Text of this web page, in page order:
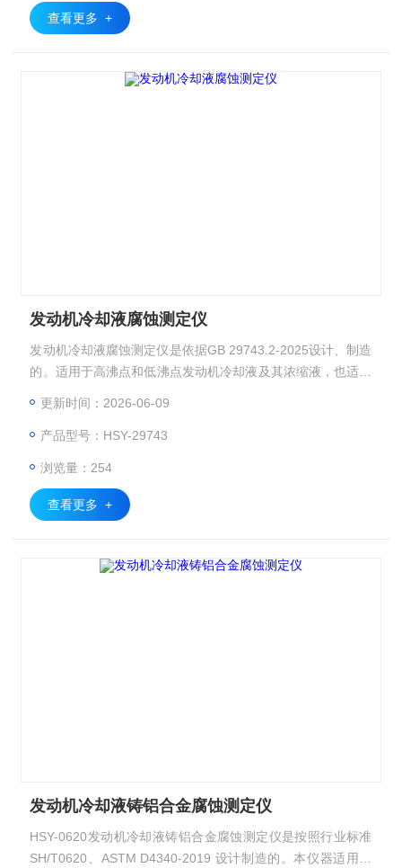
查看更多 +
发动机冷却液腐蚀测定仪
发动机冷却液腐蚀测定仪是依据GB 29743.2-2025设计、制造
的。适用于高沸点和低沸点发动机冷却液及其浓缩液，也适用
更新时间：2026-06-09
产品型号：HSY-29743
浏览量：254
查看更多 +
发动机冷却液铸铝合金腐蚀测定仪
HSY-0620发动机冷却液铸铝合金腐蚀测定仪是按照行业标准
SH/T0620、ASTM D4340-2019 设计制造的。本仪器适用于